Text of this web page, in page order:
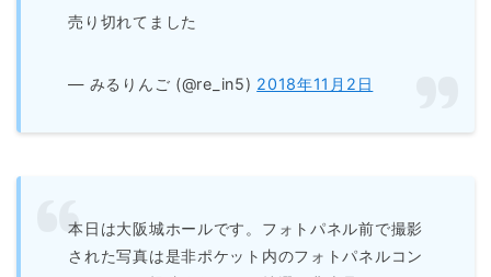
売り切れてました
— みるりんご (@re_in5) 2018年11月2日
本日は大阪城ホールです。フォトパネル前で撮影
された写真は是非ポケット内のフォトパネルコン